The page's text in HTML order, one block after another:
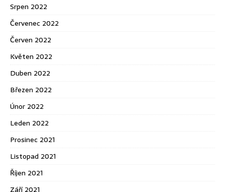
Srpen 2022
Červenec 2022
Červen 2022
Květen 2022
Duben 2022
Březen 2022
Únor 2022
Leden 2022
Prosinec 2021
Listopad 2021
Říjen 2021
Září 2021